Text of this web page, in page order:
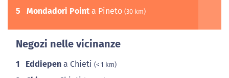
5 Mondadori Point a Pineto (30 km)
Negozi nelle vicinanze
1 Eddiepen a Chieti (< 1 km)